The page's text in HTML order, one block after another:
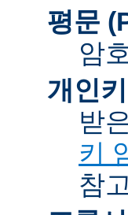
평문
암
개인
받
키
참